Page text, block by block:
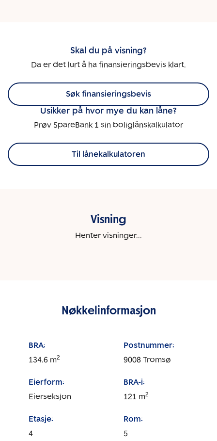
Skal du på visning?
Da er det lurt å ha finansieringsbevis klart.
Søk finansieringsbevis
Usikker på hvor mye du kan låne?
Prøv SpareBank 1 sin boliglånskalkulator
Til lånekalkulatoren
Visning
Henter visninger...
Nøkkelinformasjon
BRA:
134.6 m2
Postnummer:
9008 Tromsø
Eierform:
Eierseksjon
BRA-i:
121 m2
Etasje:
4
Rom:
5